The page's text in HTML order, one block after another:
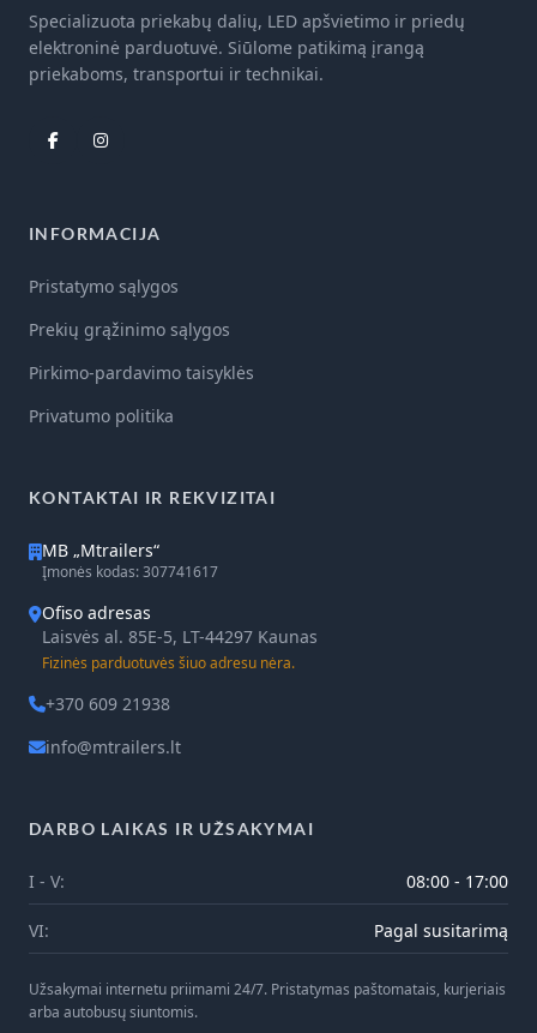
Specializuota priekabų dalių, LED apšvietimo ir priedų
elektroninė parduotuvė. Siūlome patikimą įrangą
priekaboms, transportui ir technikai.
INFORMACIJA
Pristatymo sąlygos
Prekių grąžinimo sąlygos
Pirkimo-pardavimo taisyklės
Privatumo politika
KONTAKTAI IR REKVIZITAI
MB „Mtrailers“
Įmonės kodas: 307741617
Ofiso adresas
Laisvės al. 85E-5, LT-44297 Kaunas
Fizinės parduotuvės šiuo adresu nėra.
+370 609 21938
info@mtrailers.lt
DARBO LAIKAS IR UŽSAKYMAI
I - V: 08:00 - 17:00
VI: Pagal susitarimą
Užsakymai internetu priimami 24/7. Pristatymas paštomatais, kurjeriais
arba autobusų siuntomis.